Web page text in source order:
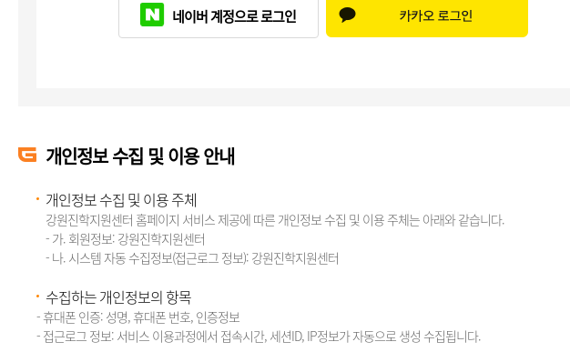
네이버 계정으로 로그인
개인정보 수집 및 이용 안내
개인정보 수집 및 이용 주체
강원진학지원센터 홈페이지 서비스 제공에 따른 개인정보 수집 및 이용 주체는 아래와 같습니다.
- 가. 회원정보: 강원진학지원센터
- 나. 시스템 자동 수집정보(접근로그 정보): 강원진학지원센터
수집하는 개인정보의 항목
- 휴대폰 인증: 성명, 휴대폰 번호, 인증정보
- 접근로그 정보: 서비스 이용과정에서 접속시간, 세션ID, IP정보가 자동으로 생성 수집됩니다.